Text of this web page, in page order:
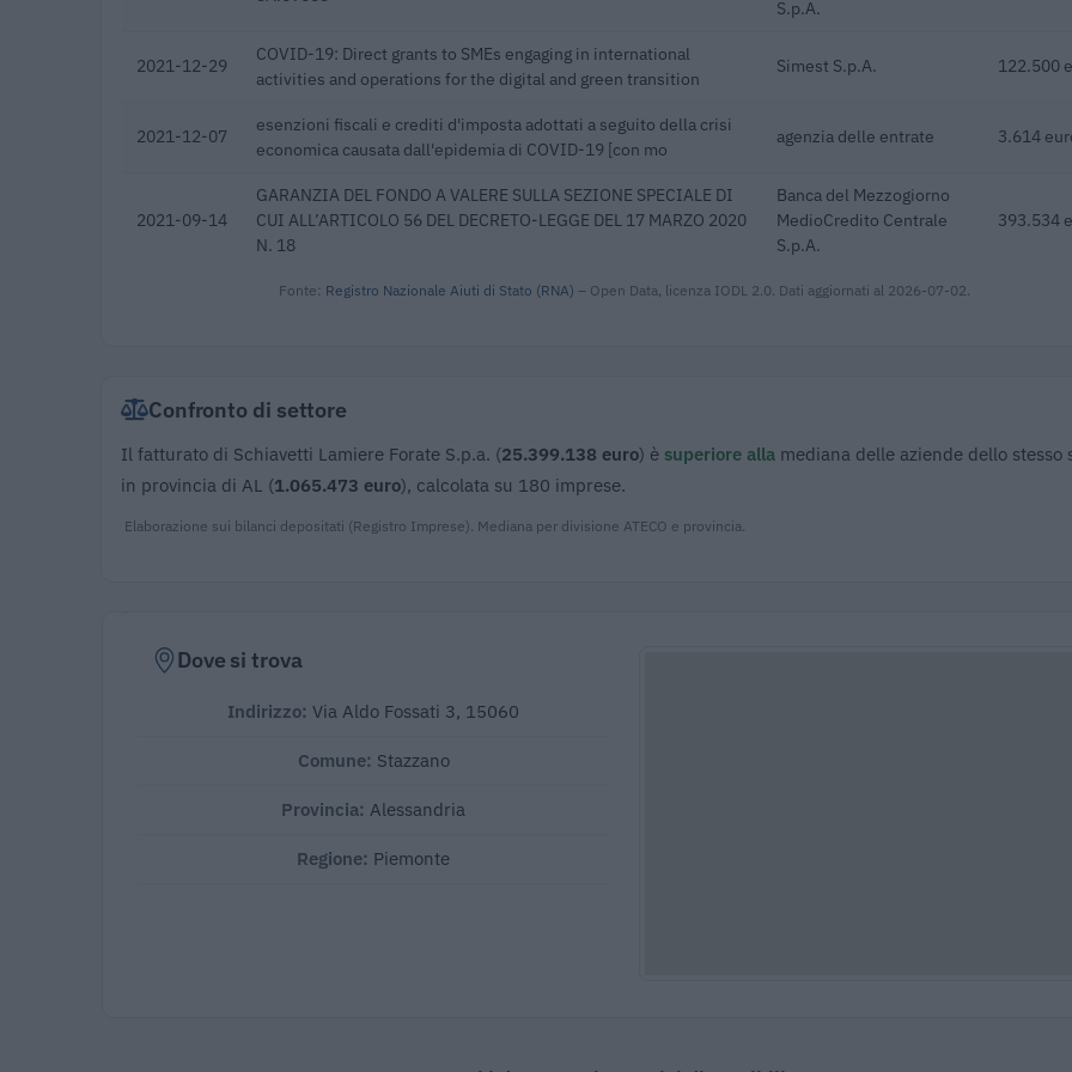
S.p.A.
2021-12-29
COVID-19: Direct grants to SMEs engaging in international
activities and operations for the digital and green transition
Simest S.p.A. 122.500
2021-12-07
esenzioni fiscali e crediti d'imposta adottati a seguito della crisi
economica causata dall'epidemia di COVID-19 [con mo
agenzia delle entrate 3.614
2021-09-14
GARANZIA DEL FONDO A VALERE SULLA SEZIONE SPECIALE DI
CUI ALL’ARTICOLO 56 DEL DECRETO-LEGGE DEL 17 MARZO 2020
N. 18
Banca del Mezzogiorno
MedioCredito Centrale
S.p.A.
393.534
Fonte: Registro Nazionale Aiuti di Stato (RNA) – Open Data, licenza IODL 2.0. Dati aggiornati al 2026-07-02.
Confronto di settore
Il fatturato di Schiavetti Lamiere Forate S.p.a. (25.399.138 euro) è superiore alla mediana delle aziende dello stesso
in provincia di AL (1.065.473 euro), calcolata su 180 imprese.
Elaborazione sui bilanci depositati (Registro Imprese). Mediana per divisione ATECO e provincia.
Dove si trova
Indirizzo: Via Aldo Fossati 3, 15060
Comune: Stazzano
Provincia:Alessandria
Regione: Piemonte